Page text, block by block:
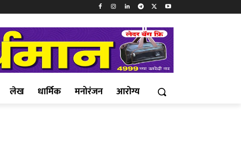
लेख धार्मिक मनोरंजन आरोग्य